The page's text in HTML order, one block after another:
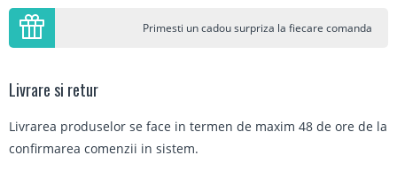
Primesti un cadou surpriza la fiecare comanda
Livrare si retur
Livrarea produselor se face in termen de maxim 48 de ore de la
confirmarea comenzii in sistem.